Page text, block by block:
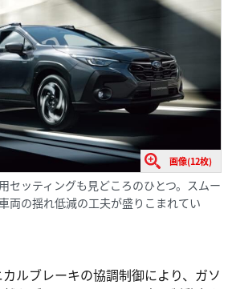
画像(12枚)
セッティングも見どころのひとつ。スムー
両の揺れ低減の工夫が盛りこまれてい
ルブレーキの協調制御により、ガソ